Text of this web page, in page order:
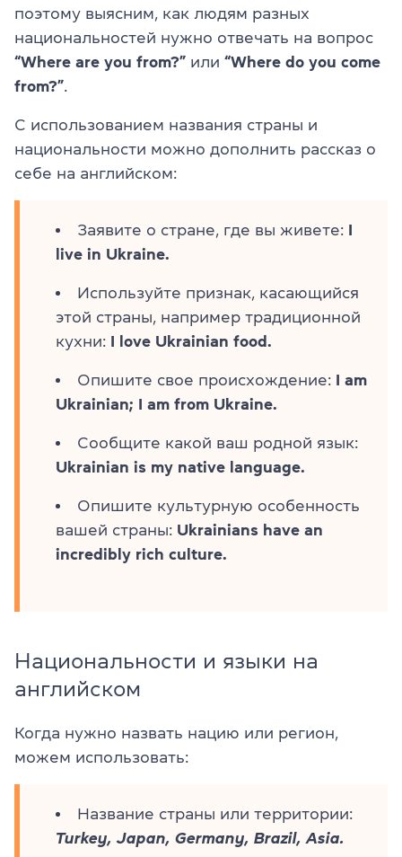
поэтому выясним, как людям разных
национальностей нужно отвечать на вопрос
“Where are you from?” или “Where do you come
from?”
С использованием названия страны и
национальности можно дополнить рассказ о
себе на английском:
Заявите о стране, где вы живете: I
live in Ukraine.
Используйте признак, касающийся
этой страны, например традиционной
кухни: I love Ukrainian food.
Опишите свое происхождение: I am
Ukrainian; I am from Ukraine.
Сообщите какой ваш родной язык:
Ukrainian is my native language.
Опишите культурную особенность
вашей страны: Ukrainians have an
incredibly rich culture.
Национальности и языки на
английском
Когда нужно назвать нацию или регион,
можем использовать:
Название страны или территории:
Turkey, Japan, Germany, Brazil, Asia.